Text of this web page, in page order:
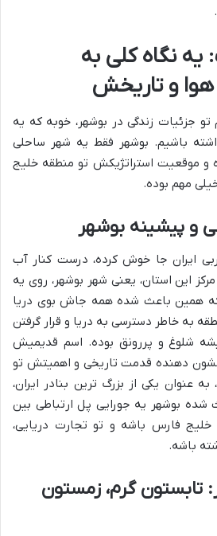
یه نگاه کلی به
و تاریخش
تو جزئیات زندگی در بوشهر، خوبه که یه
باشیم. بوشهر فقط یه شهر ساحلی
و موقعیت استراتژیکش تو منطقه خلیج
مهم بوده.
و پیشینه بوشهر
ایران جا خوش کرده، درست کنار آب
این استان، یعنی شهر بوشهر، روی یه
همین باعث شده همه جاش بوی دریا
به خاطر دسترسی به دریا و قرار گرفتن
شلوغ و پررونق بوده. اسم قدیمیش
دهنده قدمت تاریخی و اهمیتش تو
عنوان یکی از بزرگ ترین بنادر ایران،
بوشهر یه جورایی پل ارتباطی بین
خلیج فارس باشه و تو تجارت دریایی،
باشه.
تابستون گرم، زمستون